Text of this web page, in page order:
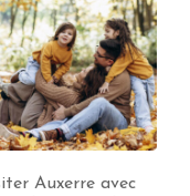
Meursault avec